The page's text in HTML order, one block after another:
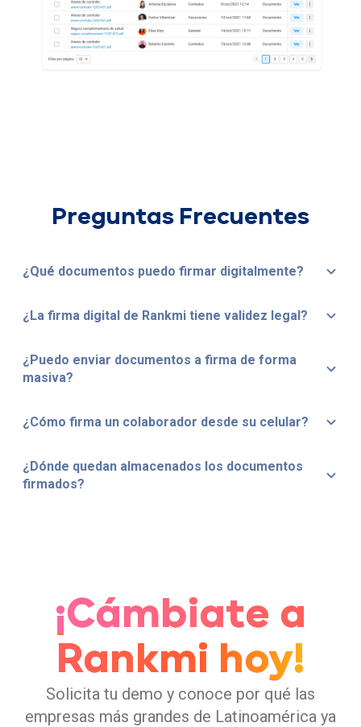
Preguntas Frecuentes
¿Qué documentos puedo firmar digitalmente?
¿La firma digital de Rankmi tiene validez legal?
¿Puedo enviar documentos a firma de forma
masiva?
¿Cómo firma un colaborador desde su celular?
¿Dónde quedan almacenados los documentos
firmados?
¡Cámbiate a
Rankmi hoy!
Solicita tu demo y conoce por qué las
empresas más grandes de Latinoamérica ya